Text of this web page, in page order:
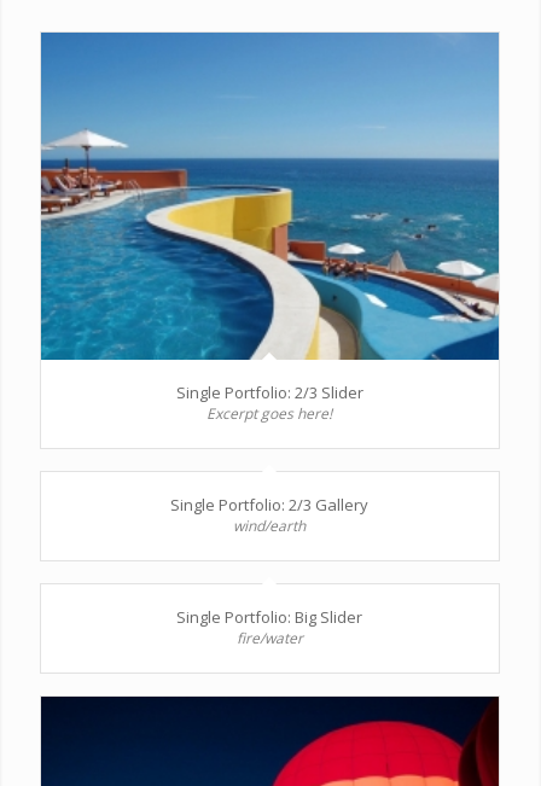
Single Portfolio: 2/3 Slider
Excerpt goes here!
Single Portfolio: 2/3 Gallery
wind/earth
Single Portfolio: Big Slider
fire/water